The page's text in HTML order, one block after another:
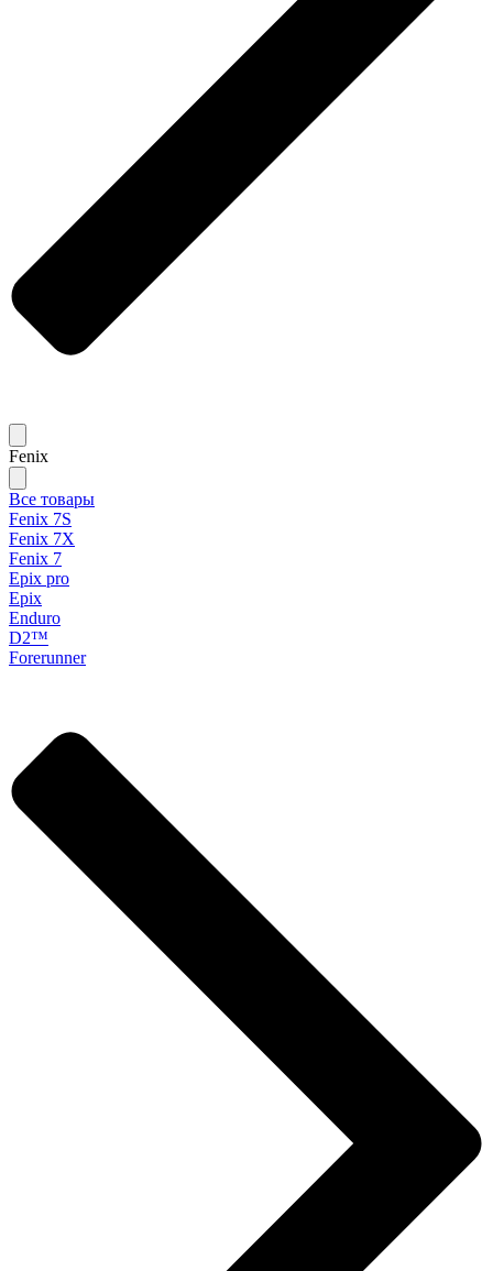
Fenix
Все товары
Fenix 7S
Fenix 7X
Fenix 7
Epix pro
Epix
Enduro
D2™
Forerunner